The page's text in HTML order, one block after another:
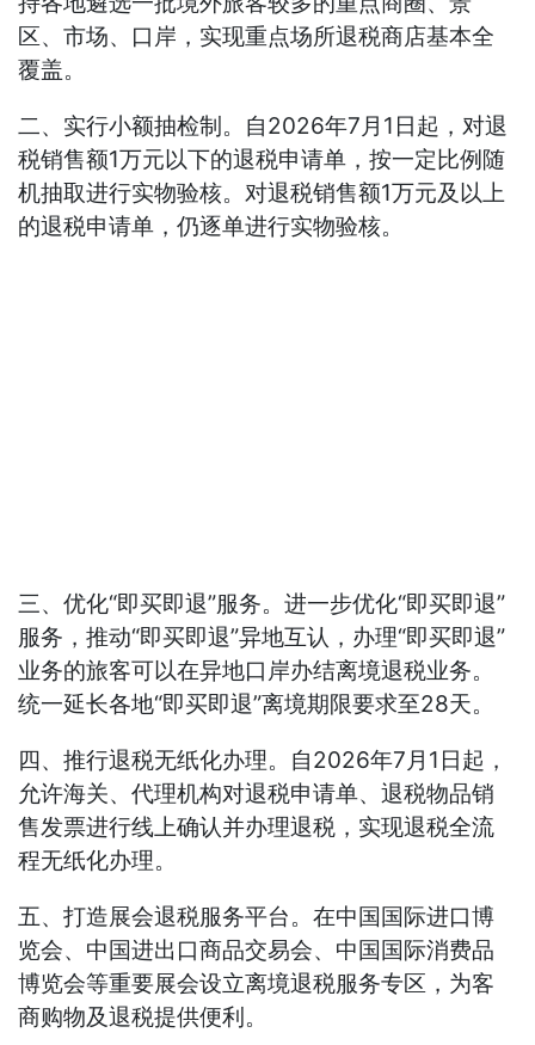
区、市场、口岸，实现重点场所退税商店基本全
覆盖。
二、实行小额抽检制。自2026年7月1日起，对退
税销售额1万元以下的退税申请单，按一定比例随
机抽取进行实物验核。对退税销售额1万元及以上
的退税申请单，仍逐单进行实物验核。
三、优化“即买即退”服务。进一步优化“即买即退”
服务，推动“即买即退”异地互认，办理“即买即退”
业务的旅客可以在异地口岸办结离境退税业务。
统一延长各地“即买即退”离境期限要求至28天。
四、推行退税无纸化办理。自2026年7月1日起，
允许海关、代理机构对退税申请单、退税物品销
售发票进行线上确认并办理退税，实现退税全流
程无纸化办理。
五、打造展会退税服务平台。在中国国际进口博
览会、中国进出口商品交易会、中国国际消费品
博览会等重要展会设立离境退税服务专区，为客
商购物及退税提供便利。